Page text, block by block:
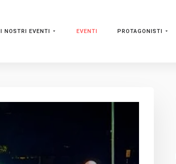
I NOSTRI EVENTI EVENTI PROTAGONISTI